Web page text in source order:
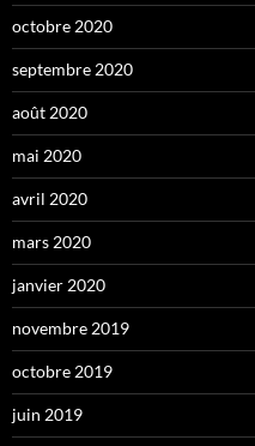
octobre 2020
septembre 2020
août 2020
mai 2020
avril 2020
mars 2020
janvier 2020
novembre 2019
octobre 2019
juin 2019